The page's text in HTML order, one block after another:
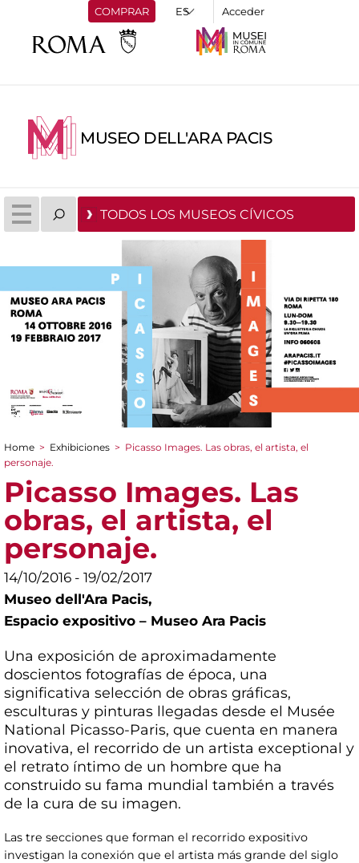
COMPRAR Acceder
MUSEO DELL'ARA PACIS
TODOS LOS MUSEOS CÍVICOS
You are here
Home > Exhibiciones > Picasso Images. Las obras, el artista, el
personaje.
Picasso Images. Las
obras, el artista, el
personaje.
14/10/2016 - 19/02/2017
Museo dell'Ara Pacis,
Espacio expositivo – Museo Ara Pacis
Una exposición de aproximadamente
doscientos fotografías de época, una
significativa selección de obras gráficas,
esculturas y pinturas llegadas desde el Musée
National Picasso-Paris, que cuenta en manera
inovativa, el recorrido de un artista exceptional y
el retrato íntimo de un hombre que ha
construido su fama mundial también a través
de la cura de su imagen.
Las tre secciones que forman el recorrido expositivo
investigan la conexión que el artista más grande del siglo